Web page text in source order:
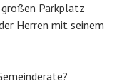
Parkplatz
Herren mit seinem